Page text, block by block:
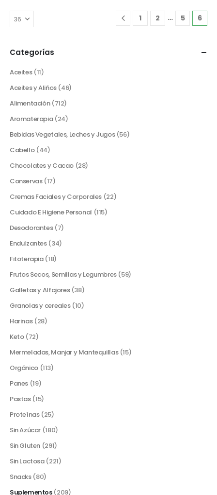
1 2 … 5 6
Categorías
Aceites (11)
Aceites y Aliños (46)
Alimentación (712)
Aromaterapia (24)
Bebidas Vegetales, Leches y Jugos (56)
Cabello (44)
Chocolates y Cacao (28)
Conservas (17)
Cremas Faciales y Corporales (22)
Cuidado E Higiene Personal (115)
Desodorantes (7)
Endulzantes (34)
Fitoterapia (18)
Frutos Secos, Semillas y Legumbres (59)
Galletas y Alfajores (38)
Granolas y cereales (10)
Harinas (28)
Keto (72)
Mermeladas, Manjar y Mantequillas (15)
Orgánico (113)
Panes (19)
Pastas (15)
Proteínas (25)
Sin Azúcar (180)
Sin Gluten (291)
Sin Lactosa (221)
Snacks (80)
Suplementos (209)